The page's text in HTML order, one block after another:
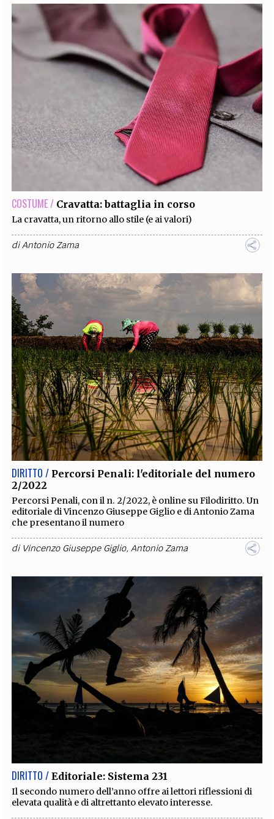
COSTUME / Cravatta: battaglia in corso
La cravatta, un ritorno allo stile (e ai valori)
diAntonio Zama
DIRITTO / Percorsi Penali: l'editoriale del numero
2/2022
Percorsi Penali, con il n. 2/2022, è online su Filodiritto. Un
editoriale di Vincenzo Giuseppe Giglio e di Antonio Zama
che presentano il numero
di Vincenzo Giuseppe Giglio,Antonio Zama
DIRITTO / Editoriale: Sistema 231
Il secondo numero dell’anno offre ai lettori riflessioni di
elevata qualità e di altrettanto elevato interesse.